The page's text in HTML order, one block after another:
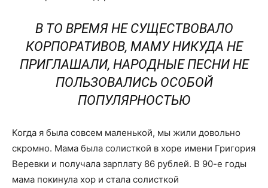
В ТО ВРЕМЯ НЕ СУЩЕСТВОВАЛО
КОРПОРАТИВОВ, МАМУ НИКУДА НЕ
ПРИГЛАШАЛИ, НАРОДНЫЕ ПЕСНИ НЕ
ПОЛЬЗОВАЛИСЬ ОСОБОЙ
ПОПУЛЯРНОСТЬЮ
Когда я была совсем маленькой, мы жили довольно
скромно. Мама была солисткой в хоре имени Григория
Веревки и получала зарплату 86 рублей. В 90-е годы
мама покинула хор и стала солисткой